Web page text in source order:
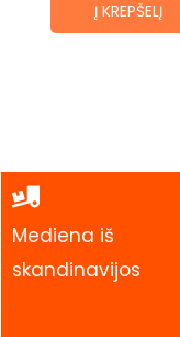
Į KREPŠELĮ
Mediena iš
skandinavijos
.